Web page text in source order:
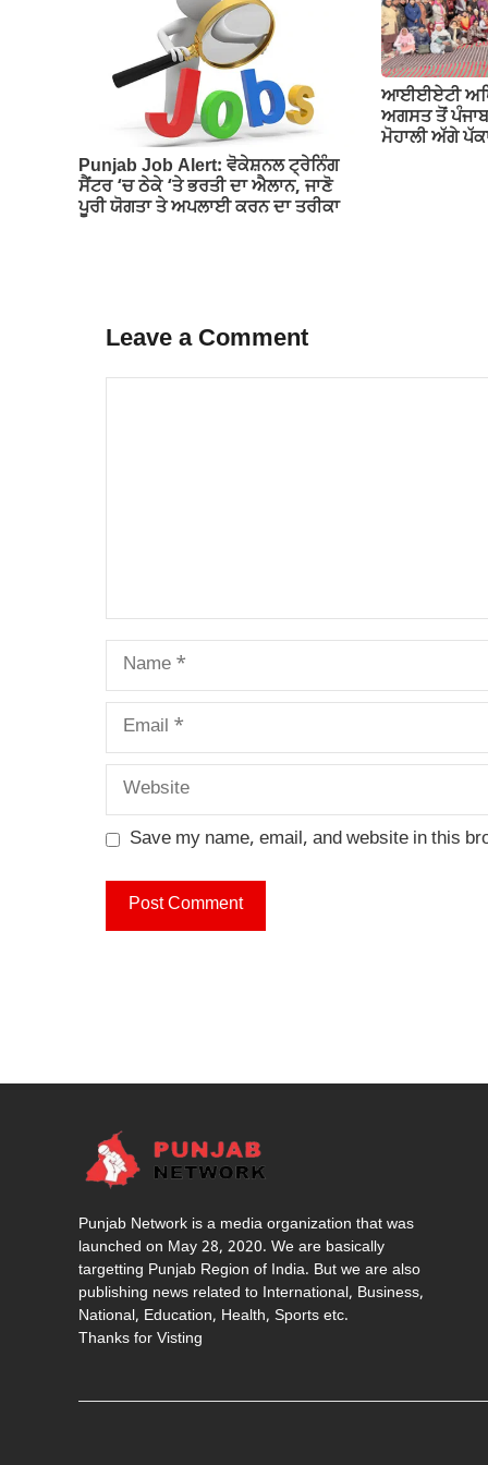
Punjab Job Alert: ਵੋਕੇਸ਼ਨਲ ਟ੍ਰੇਨਿੰਗ
ਸੈਂਟਰ ‘ਚ ਠੇਕੇ ‘ਤੇ ਭਰਤੀ ਦਾ ਐਲਾਨ, ਜਾਣੋ
ਪੂਰੀ ਯੋਗਤਾ ਤੇ ਅਪਲਾਈ ਕਰਨ ਦਾ ਤਰੀਕਾ
ਆਈਈਏਟੀ
ਅਗਸਤ ਤੋਂ
ਮੋਹਾਲੀ ਅੱਗੇ
Leave a Comment
Name
Email
Website
Save my name, email, and website in this
Punjab Network is a media organization that was
launched on May 28, 2020. We are basically
targetting Punjab Region of India. But we are also
publishing news related to International, Business,
National, Education, Health, Sports etc.
Thanks for Visting